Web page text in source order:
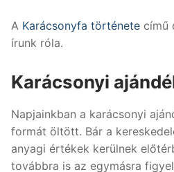
A Karácsonyfa története című
írunk róla.
Karácsonyi
Napjainkban a karácsonyi
formát öltött. Bár a
anyagi értékek kerülnek
továbbra is az egymásra